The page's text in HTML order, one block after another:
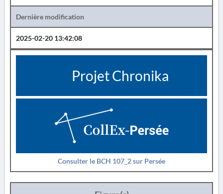
Dernière modification
2025-02-20 13:42:08
Projet Chronika
Consulter le BCH 107_2 sur Persée